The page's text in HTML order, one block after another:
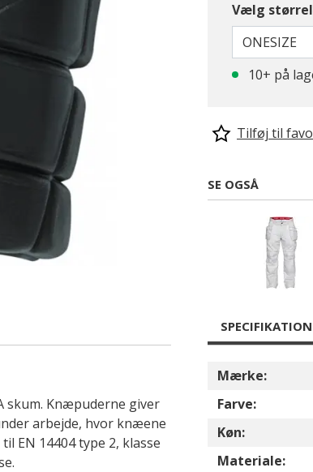
Vælg
ONESIZE
10+ på
Tilføj til
SE OGSÅ
skum. Knæpuderne giver
arbejde, hvor knæene
EN 14404 type 2, klasse
Mærke:
Farve:
Køn:
Materiale: